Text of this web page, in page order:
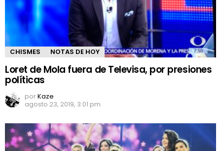
CHISMES NOTAS DE HOY
Loret de Mola fuera de Televisa, por presiones
políticas
porKaze
agosto 23, 2019, 3:01 pm